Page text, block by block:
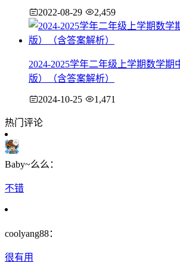
2022-08-29 2,459
2024-2025学年二年级上学期数学期
版）（含答案解析）
2024-10-25 1,471
热门评论
Baby~么么：
不错
coolyang88：
很有用